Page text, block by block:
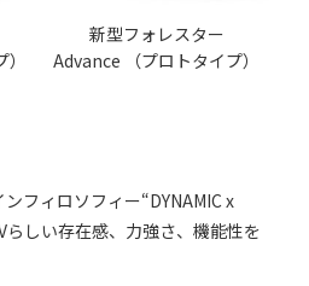
新型フォレスター
Advance （プロトタイプ）
フィロソフィー“DYNAMIC x
らしい存在感、力強さ、機能性を